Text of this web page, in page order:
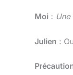
Moi :
Julien :